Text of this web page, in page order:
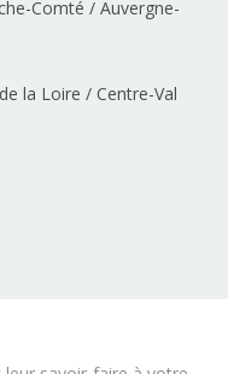
Comté / Auvergne-
la Loire / Centre-Val